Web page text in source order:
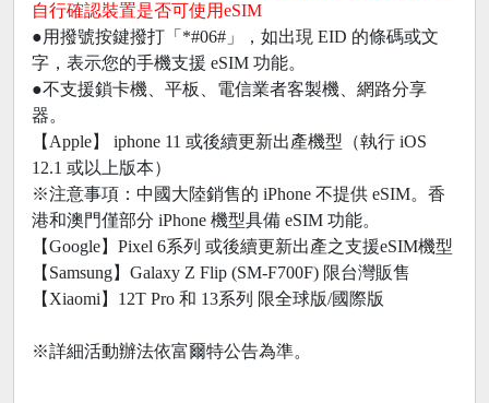
自行確認裝置是否可使用eSIM
●用撥號按鍵撥打「*#06#」，如出現 EID 的條碼或文
字，表示您的手機支援 eSIM 功能。
●不支援鎖卡機、平板、電信業者客製機、網路分享
器。
【Apple】 iphone 11 或後續更新出產機型（執行 iOS
12.1 或以上版本）
※注意事項：中國大陸銷售的 iPhone 不提供 eSIM。香
港和澳門僅部分 iPhone 機型具備 eSIM 功能。
【Google】Pixel 6系列 或後續更新出產之支援eSIM機型
【Samsung】Galaxy Z Flip (SM-F700F) 限台灣販售
【Xiaomi】12T Pro 和 13系列 限全球版/國際版
※詳細活動辦法依富爾特公告為準。